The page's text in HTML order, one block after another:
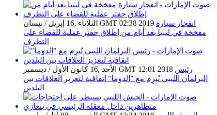
الثلاثاء ,16 إبريل / نيسان GMT 02:38 2019 انفجار سيارة
مفخخة في ليبيا بعد أيام من إطلاق حفتر عملية للقضاء على
التطرف
الأحد ,16 كانون الأول / ديسمبر GMT 12:01 2018 رئيس
البرلمان الليبي يُبرِم مع "الدوما" اتفاقية لتعزيز العلاقات بين
البلدين